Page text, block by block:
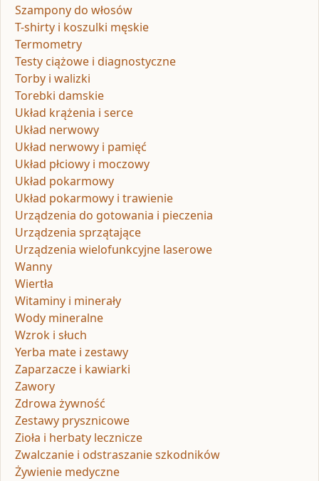
Szampony do włosów
T-shirty i koszulki męskie
Termometry
Testy ciążowe i diagnostyczne
Torby i walizki
Torebki damskie
Układ krążenia i serce
Układ nerwowy
Układ nerwowy i pamięć
Układ płciowy i moczowy
Układ pokarmowy
Układ pokarmowy i trawienie
Urządzenia do gotowania i pieczenia
Urządzenia sprzątające
Urządzenia wielofunkcyjne laserowe
Wanny
Wiertła
Witaminy i minerały
Wody mineralne
Wzrok i słuch
Yerba mate i zestawy
Zaparzacze i kawiarki
Zawory
Zdrowa żywność
Zestawy prysznicowe
Zioła i herbaty lecznicze
Zwalczanie i odstraszanie szkodników
Żywienie medyczne